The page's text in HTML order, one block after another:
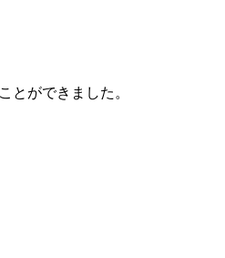
とができました。